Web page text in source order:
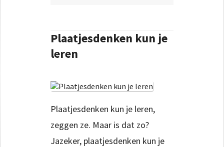
Plaatjesdenken kun je
leren
Plaatjesdenken kun je leren,
zeggen ze. Maar is dat zo?
Jazeker, plaatjesdenken kun je